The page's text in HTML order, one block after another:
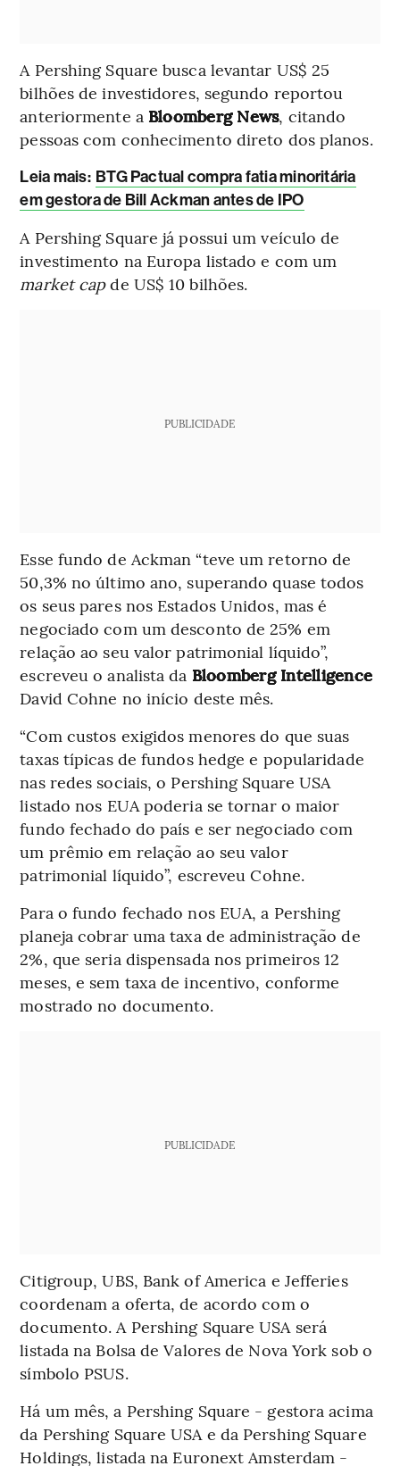
A Pershing Square busca levantar US$ 25
bilhões de investidores, segundo reportou
anteriormente a Bloomberg News, citando
pessoas com conhecimento direto dos planos.
Leia mais: BTG Pactual compra fatia minoritária
em gestora de Bill Ackman antes de IPO
A Pershing Square já possui um veículo de
investimento na Europa listado e com um
market capde US$ 10 bilhões.
PUBLICIDADE
Esse fundo de Ackman “teve um retorno de
50,3% no último ano, superando quase todos
os seus pares nos Estados Unidos, mas é
negociado com um desconto de 25% em
relação ao seu valor patrimonial líquido”,
escreveu o analista da Bloomberg Intelligence
David Cohne no início deste mês.
“Com custos exigidos menores do que suas
taxas típicas de fundos hedge e popularidade
nas redes sociais, o Pershing Square USA
listado nos EUA poderia se tornar o maior
fundo fechado do país e ser negociado com
um prêmio em relação ao seu valor
patrimonial líquido”, escreveu Cohne.
Para o fundo fechado nos EUA, a Pershing
planeja cobrar uma taxa de administração de
2%, que seria dispensada nos primeiros 12
meses, e sem taxa de incentivo, conforme
mostrado no documento.
PUBLICIDADE
Citigroup, UBS, Bank of America e Jefferies
coordenam a oferta, de acordo com o
documento. A Pershing Square USA será
listada na Bolsa de Valores de Nova York sob o
símbolo PSUS.
Há um mês, a Pershing Square - gestora acima
da Pershing Square USA e da Pershing Square
Holdings, listada na Euronext Amsterdam -